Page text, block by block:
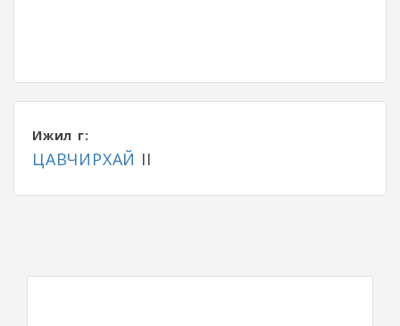
Ижил үг:
ЦАВЧИРХАЙ II